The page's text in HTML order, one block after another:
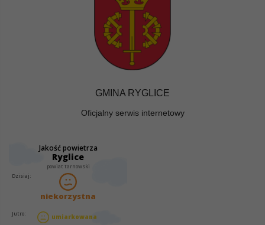
GMINA RYGLICE
Oficjalny serwis internetowy